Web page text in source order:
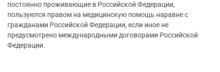
постоянно проживающие в Российской Федерации,
пользуются правом на медицинскую помощь наравне с
гражданами Российской Федерации, если иное не
предусмотрено международными договорами Российской
Федерации.